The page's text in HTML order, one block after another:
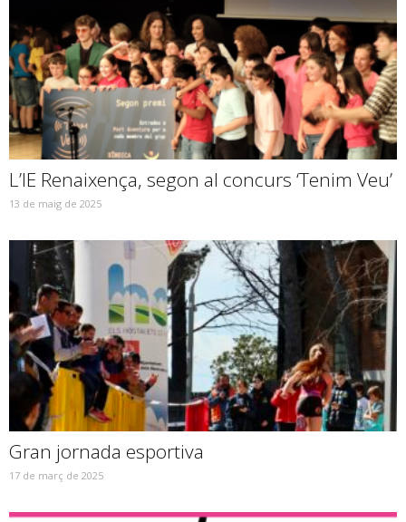
L’IE Renaixença, segon al concurs ‘Tenim Veu’
13 de maig de 2025
Gran jornada esportiva
17 de març de 2025